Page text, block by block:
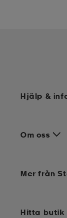
Hjälp &
Om oss
Mer från
Hitta butik